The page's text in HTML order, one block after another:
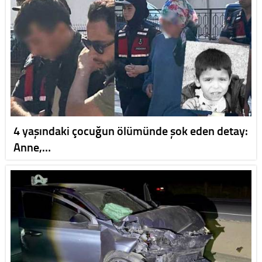
4 yaşındaki çocuğun ölümünde şok eden detay:
Anne,…